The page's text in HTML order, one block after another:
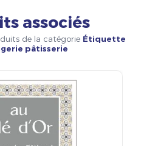
associés
de la catégorie Étiquette
pâtisserie